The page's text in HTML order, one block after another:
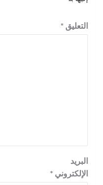
التعليق *
البريد
الإلكتروني *